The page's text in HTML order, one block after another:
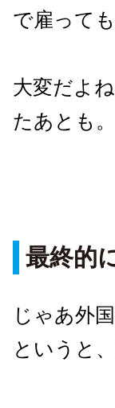
で雇って
大変だよ
たあとも。
最終的
じゃあ外
というと